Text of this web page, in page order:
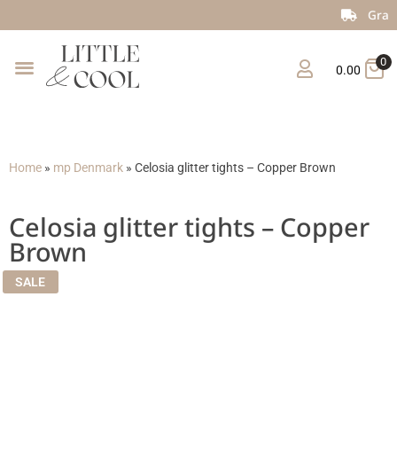
Gratis verzending vanaf €150
0.00
0
Home » mp Denmark » Celosia glitter tights – Copper Brown
Celosia glitter tights – Copper
Brown
SALE